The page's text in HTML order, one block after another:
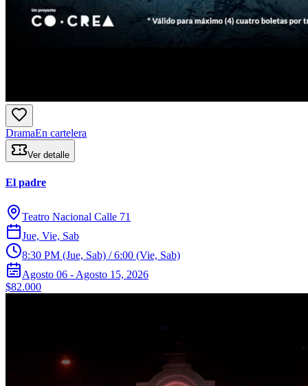
DramaEn cartelera
Ver detalle
El padre
Teatro Nacional Calle 71
Jue, Vie, Sab
8:30 PM (Jue, Sab) / 6:00 (Vie, Sab)
Agosto 06 - Agosto 15, 2026
$82.000